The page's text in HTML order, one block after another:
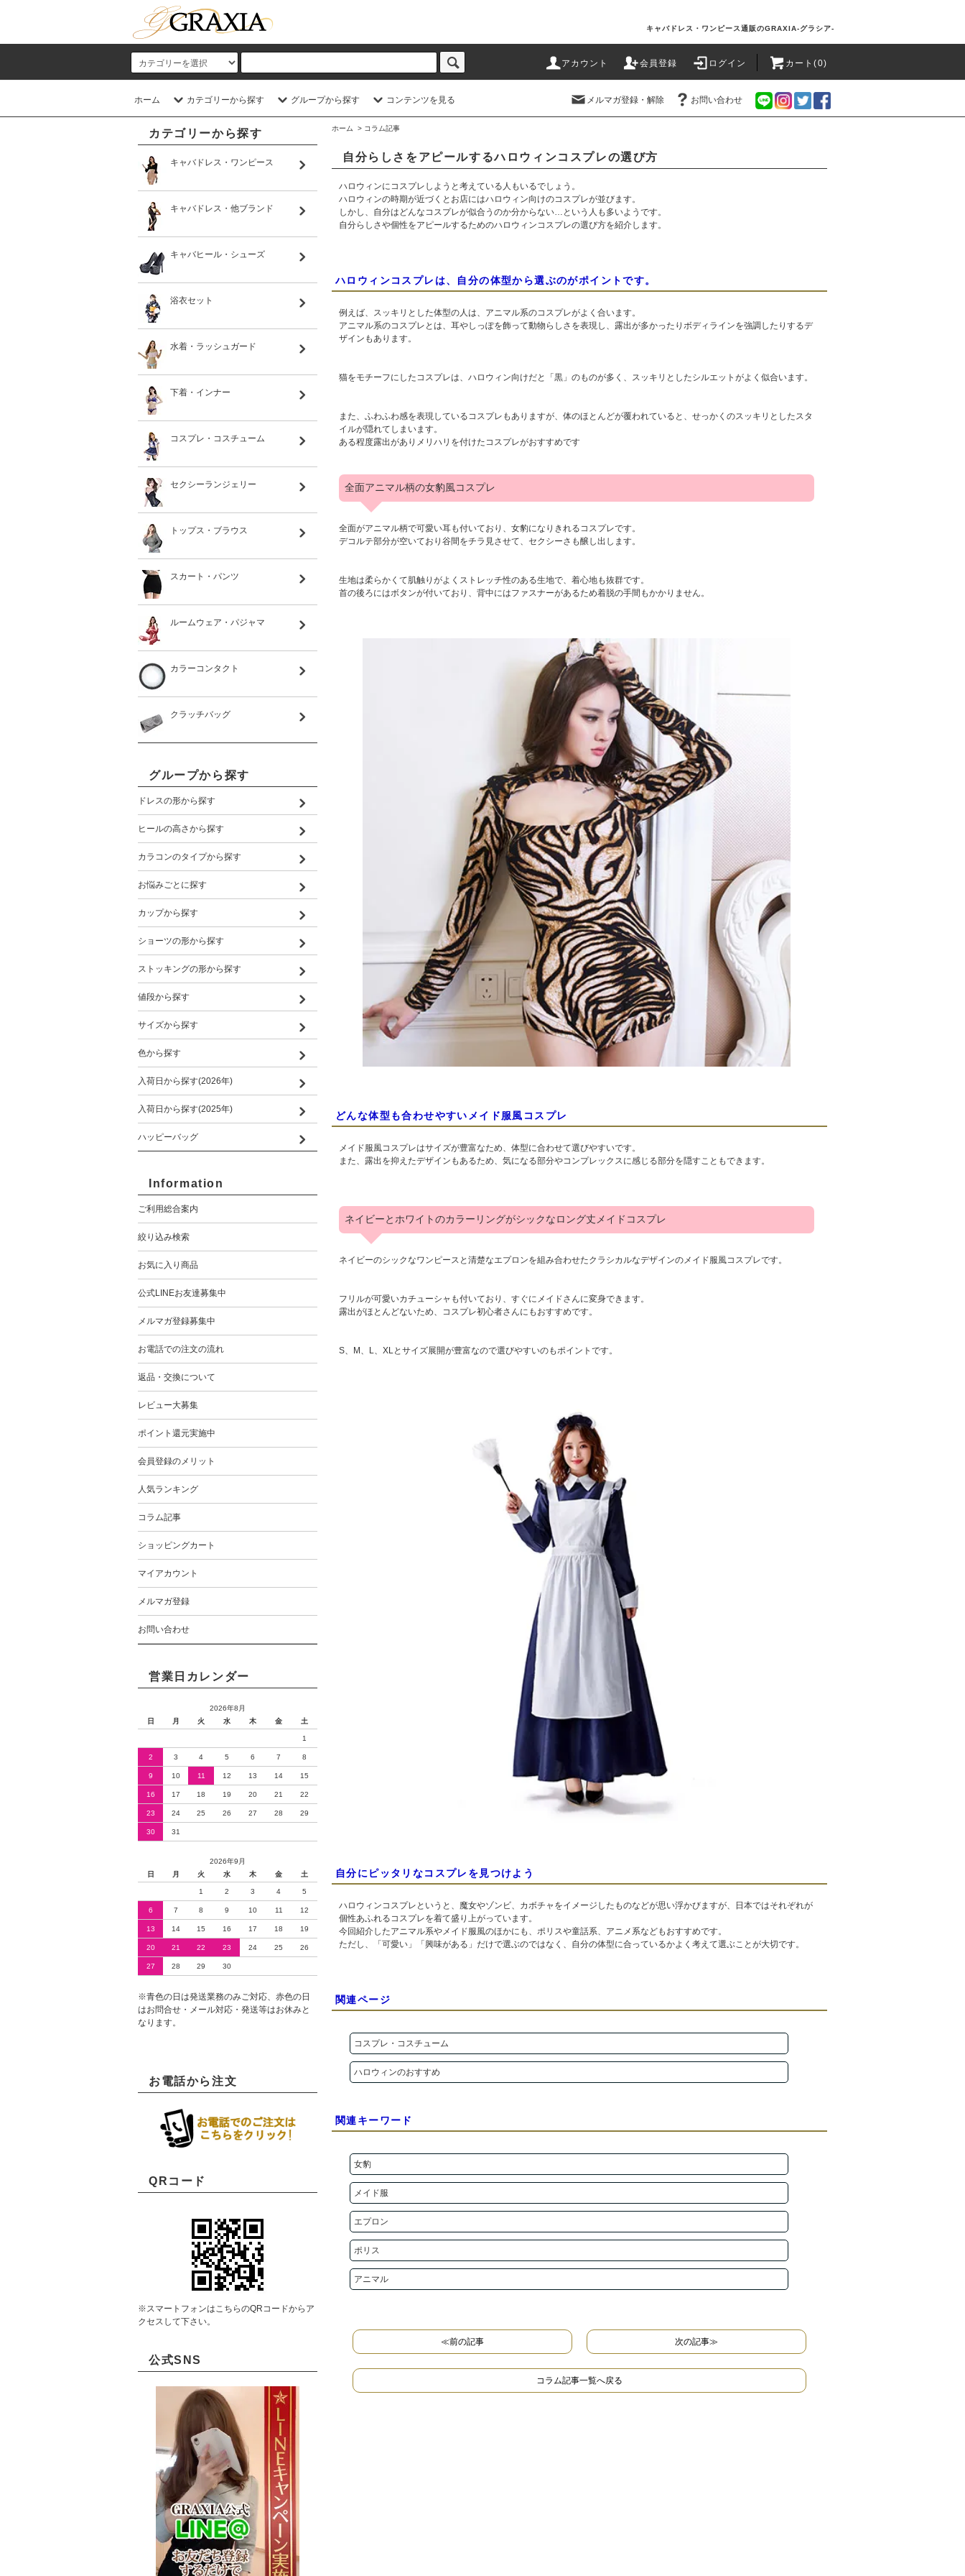
キャバドレス・ワンピース通販のGRAXIA-グラシア-
アカウント 会員登録 ログイン カート(0)
ホーム カテゴリーから探す グループから探す コンテンツを見る メルマガ登録・解除 お問い合わせ
ホーム > コラム記事
自分らしさをアピールするハロウィンコスプレの選び方
ハロウィンにコスプレしようと考えている人もいるでしょう。
ハロウィンの時期が近づくとお店にはハロウィン向けのコスプレが並びます。
しかし、自分はどんなコスプレが似合うのか分からない…という人も多いようです。
自分らしさや個性をアピールするためのハロウィンコスプレの選び方を紹介します。
ハロウィンコスプレは、自分の体型から選ぶのがポイントです。
例えば、スッキリとした体型の人は、アニマル系のコスプレがよく合います。
アニマル系のコスプレとは、耳やしっぽを飾って動物らしさを表現し、露出が多かったりボディラインを強調したりするデ
ザインもあります。
猫をモチーフにしたコスプレは、ハロウィン向けだと「黒」のものが多く、スッキリとしたシルエットがよく似合います。
また、ふわふわ感を表現しているコスプレもありますが、体のほとんどが覆われていると、せっかくのスッキリとしたスタ
イルが隠れてしまいます。
ある程度露出がありメリハリを付けたコスプレがおすすめです
全面アニマル柄の女豹風コスプレ
全面がアニマル柄で可愛い耳も付いており、女豹になりきれるコスプレです。
デコルテ部分が空いており谷間をチラ見させて、セクシーさも醸し出します。
生地は柔らかくて肌触りがよくストレッチ性のある生地で、着心地も抜群です。
首の後ろにはボタンが付いており、背中にはファスナーがあるため着脱の手間もかかりません。
どんな体型も合わせやすいメイド服風コスプレ
メイド服風コスプレはサイズが豊富なため、体型に合わせて選びやすいです。
また、露出を抑えたデザインもあるため、気になる部分やコンプレックスに感じる部分を隠すこともできます。
ネイビーとホワイトのカラーリングがシックなロング丈メイドコスプレ
ネイビーのシックなワンピースと清楚なエプロンを組み合わせたクラシカルなデザインのメイド服風コスプレです。
フリルが可愛いカチューシャも付いており、すぐにメイドさんに変身できます。
露出がほとんどないため、コスプレ初心者さんにもおすすめです。
S、M、L、XLとサイズ展開が豊富なので選びやすいのもポイントです。
自分にピッタリなコスプレを見つけよう
ハロウィンコスプレというと、魔女やゾンビ、カボチャをイメージしたものなどが思い浮かびますが、日本ではそれぞれが
個性あふれるコスプレを着て盛り上がっています。
今回紹介したアニマル系やメイド服風のほかにも、ポリスや童話系、アニメ系などもおすすめです。
ただし、「可愛い」「興味がある」だけで選ぶのではなく、自分の体型に合っているかよく考えて選ぶことが大切です。
関連ページ
コスプレ・コスチューム
ハロウィンのおすすめ
関連キーワード
女豹
メイド服
エプロン
ポリス
アニマル
≪前の記事 次の記事≫
コラム記事一覧へ戻る
カテゴリーから探す
キャバドレス・ワンピース
キャバドレス・他ブランド
キャバヒール・シューズ
浴衣セット
水着・ラッシュガード
下着・インナー
コスプレ・コスチューム
セクシーランジェリー
トップス・ブラウス
スカート・パンツ
ルームウェア・パジャマ
カラーコンタクト
クラッチバッグ
グループから探す
ドレスの形から探す
ヒールの高さから探す
カラコンのタイプから探す
お悩みごとに探す
カップから探す
ショーツの形から探す
ストッキングの形から探す
値段から探す
サイズから探す
色から探す
入荷日から探す(2026年)
入荷日から探す(2025年)
ハッピーバッグ
Information
ご利用総合案内
絞り込み検索
お気に入り商品
公式LINEお友達募集中
メルマガ登録募集中
お電話での注文の流れ
返品・交換について
レビュー大募集
ポイント還元実施中
会員登録のメリット
人気ランキング
コラム記事
ショッピングカート
マイアカウント
メルマガ登録
お問い合わせ
営業日カレンダー
2026年8月
日
月 火 水 木 金 土
1
2 3 4 5 6 7 8
9 10 11 12 13 14 15
16 17 18 19 20 21 22
23 24 25 26 27 28 29
30 31
2026年9月
日
月 火 水 木 金 土
1 2 3 4 5
6 7 8 9 10 11 12
13 14 15 16 17 18 19
20 21 22 23 24 25 26
27 28 29 30
※青色の日は発送業務のみご対応、赤色の日
はお問合せ・メール対応・発送等はお休みと
なります。
お電話から注文
QRコード
※スマートフォンはこちらのQRコードからア
クセスして下さい。
公式SNS